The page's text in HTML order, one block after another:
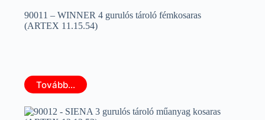
90011 – WINNER 4 gurulós tároló fémkosaras
(ARTEX 11.15.54)
Tovább...